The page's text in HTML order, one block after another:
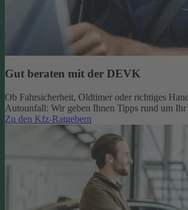
Gut beraten mit der DEVK
Ob Fahrsicherheit, Oldtimer oder richtiges
Autounfall: Wir geben Ihnen Tipps rund um Ihr
Zu den Kfz-Ratgebern